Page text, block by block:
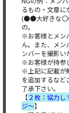
るもの・文章に
(●●大好きな〇
の。
※お客様とメン
ん。また、メン
ンバーを撮影い
※お客様が持参
※上記に記載が
を追加するな
了承下さい。
【２枚：協力
ジ〜】